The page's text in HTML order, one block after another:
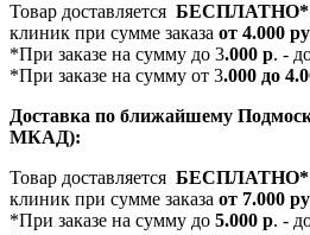
Товар доставляется БЕСПЛАТНО*
клиник при сумме заказа от 4.000
*При заказе на сумму до 3.000 р. -
*При заказе на сумму от 3.000 до
Доставка по ближайшему
МКАД):
Товар доставляется БЕСПЛАТНО*
клиник при сумме заказа от 7.000
*При заказе на сумму до 5.000 р. -